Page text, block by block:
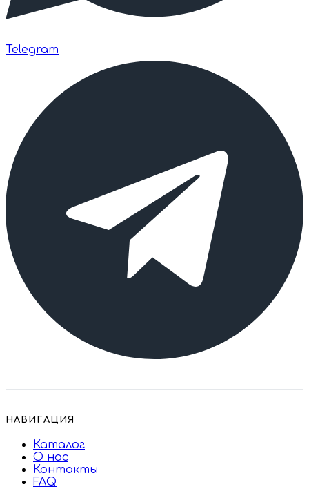
Telegram
НАВИГАЦИЯ
Каталог
О нас
Контакты
FAQ